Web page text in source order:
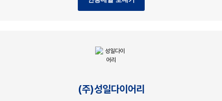
(주)성일다이어리